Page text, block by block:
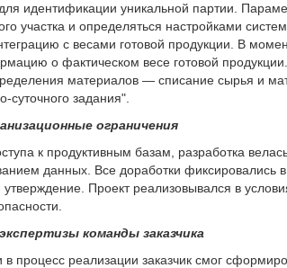
идентификации уникальной партии.
участка и определяться настройками
с весами готовой продукции. В
о фактическом весе готовой продукции.
материалов — списание сырья и
суточного задания".
ограничения
к продуктивным базам, разработка
данных. Все доработки фиксировались
Проект реализовывался в
команды заказчика
в процесс реализации заказчик смог